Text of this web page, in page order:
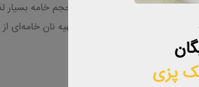
این شیرینی به علت زیاد بودن حجم خامه
بسیاری از شیرینی‌فروشی‌ها در تهیه نان خامه‌ای
پزی